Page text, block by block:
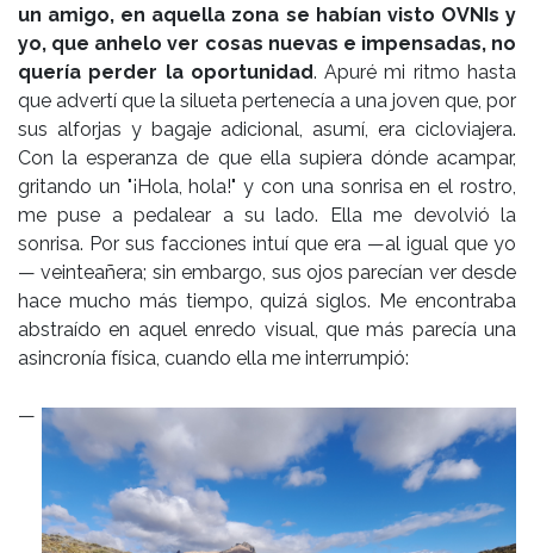
un amigo, en aquella zona se habían visto OVNIs y
yo, que anhelo ver cosas nuevas e impensadas, no
quería perder la oportunidad. Apuré mi ritmo hasta
que advertí que la silueta pertenecía a una joven que, por
sus alforjas y bagaje adicional, asumí, era cicloviajera.
Con la esperanza de que ella supiera dónde acampar,
gritando un "¡Hola, hola!" y con una sonrisa en el rostro,
me puse a pedalear a su lado. Ella me devolvió la
sonrisa. Por sus facciones intuí que era —al igual que yo
— veinteañera; sin embargo, sus ojos parecían ver desde
hace mucho más tiempo, quizá siglos. Me encontraba
abstraído en aquel enredo visual, que más parecía una
asincronía física, cuando ella me interrumpió:
—